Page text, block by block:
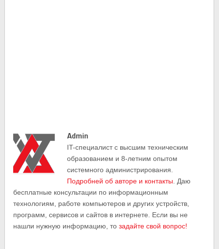
Admin
IT-cпециалист с высшим техническим
образованием и 8-летним опытом
системного администрирования.
Подробней об авторе и контакты . Даю
бесплатные консультации по информационным
технологиям, работе компьютеров и других устройств,
программ, сервисов и сайтов в интернете. Если вы не
нашли нужную информацию, тозадайте свой вопрос!